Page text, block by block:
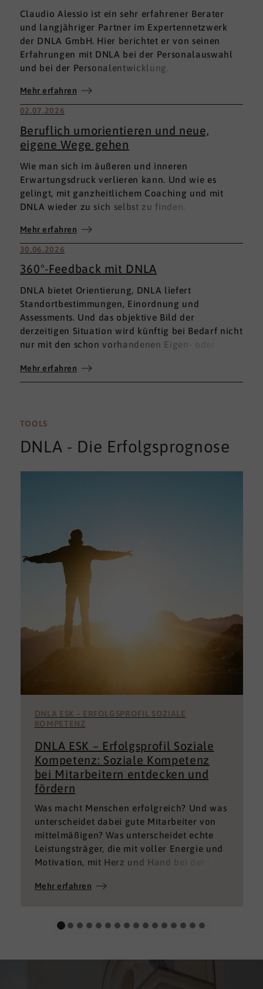
Claudio Alessio ist ein sehr erfahrener Berater
und langjähriger Partner im Expertennetzwerk
der DNLA GmbH. Hier berichtet er von seinen
Erfahrungen mit DNLA bei der Personalauswahl
und bei der Personalentwicklung.
Mehr erfahren
02.07.2026
Beruflich umorientieren und neue,
eigene Wege gehen
Wie man sich im äußeren und inneren
Erwartungsdruck verlieren kann. Und wie es
gelingt, mit ganzheitlichem Coaching und mit
DNLA wieder zu sich selbst zu finden.
Mehr erfahren
30.06.2026
360°-Feedback mit DNLA
DNLA bietet Orientierung, DNLA liefert
Standortbestimmungen, Einordnung und
Assessments. Und das objektive Bild der
derzeitigen Situation wird künftig bei Bedarf nicht
nur mit den schon vorhandenen Eigen- oder
umfassenden 360°-Feedback.
Mehr erfahren
TOOLS
DNLA - Die Erfolgsprognose
DNLA ESK – ERFOLGSPROFIL SOZIALE
KOMPETENZ
DNLA ESK – Erfolgsprofil Soziale
Kompetenz: Soziale Kompetenz
bei Mitarbeitern entdecken und
fördern
Was macht Menschen erfolgreich? Und was
unterscheidet dabei gute Mitarbeiter von
mittelmäßigen? Was unterscheidet echte
Leistungsträger, die mit voller Energie und
Motivation, mit Herz und Hand bei der
„Job“ machen und von denen, die – aus
Mehr erfahren